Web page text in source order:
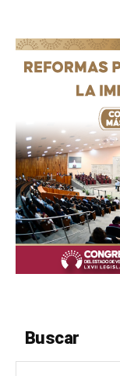
Buscar